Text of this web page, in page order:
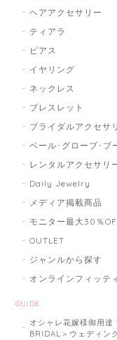
ヘアアクセサリー
ティアラ
ピアス
イヤリング
ネックレス
ブレスレット
ブライダルアクセサ
ベール･グローブ･ブ
レンタルアクセサリ
Daily Jewelry
メディア掲載商品
モニター最大30％
OUTLET
ジャンルから探す
オンラインフィッテ
GUIDE
オシャレ花嫁様御用達
BRIDAL＞ウェディン